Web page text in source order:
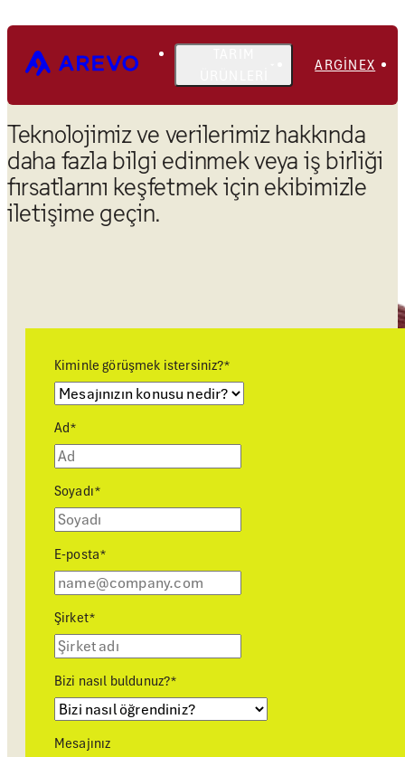
ARGINEX
Teknolojimiz ve verilerimiz hakkında
daha fazla bilgi edinmek veya iş birliği
fırsatlarını keşfetmek için ekibimizle
iletişime geçin.
Kiminle görüşmek istersiniz?*
Ad*
Soyadı*
E-posta*
Şirket*
Bizi nasıl buldunuz?*
Mesajınız